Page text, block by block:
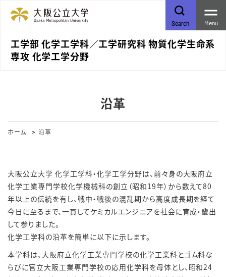
工学部 化学工学科／⼯学研究科 物質化学⽣命系
専攻 化学⼯学分野
Search Menu
沿革
ホーム 沿革
大阪公立大学 化学工学科・化学工学分野は、前々身の大阪府立
化学工業専門学校化学機械科の創立（昭和19年）から数えて80
年以上の伝統を有し、戦中・戦後の混乱期から高度成長期を経て
今日に至るまで、一貫してケミカルエンジニアを社会に育成・輩出
して参りました。
化学工学科の沿革を簡単に以下に示します。
本学科は、大阪府立化学工業専門学校の化学工業科とゴム科な
らびに官立大阪工業専門学校の応用化学科を母体とし、昭和24